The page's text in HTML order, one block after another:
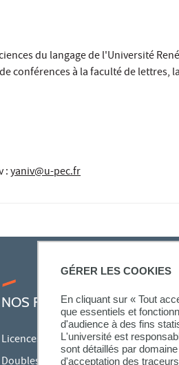
GÉRER LES COOKIES
En cliquant sur « Tout
que essentiels et
d'audience à des fins
L'université est
sont détaillés par
d'acceptation des
du langage de l'Université
conférences à la faculté de lettres,
:yaniv@u-pec.fr
NOS FORMATIONS
Licences